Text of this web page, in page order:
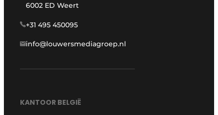
6002 ED Weert
+31 495 450095
info@louwersmediagroep.nl
KANTOOR BELGIË